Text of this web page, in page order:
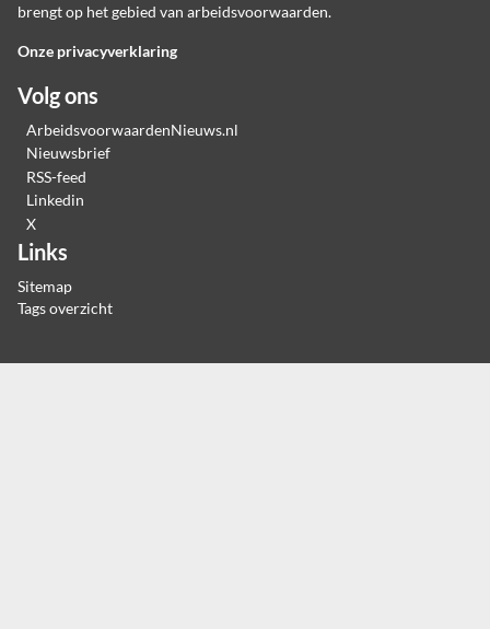
brengt op het gebied van arbeidsvoorwaarden.
Onze privacyverklaring
Volg ons
ArbeidsvoorwaardenNieuws.nl
Nieuwsbrief
RSS-feed
Linkedin
X
Links
Sitemap
Tags overzicht